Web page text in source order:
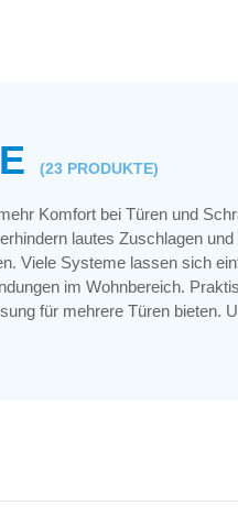
(23 PRODUKTE)
Komfort bei Türen und
lautes Zuschlagen
Viele Systeme lassen sich
im Wohnbereich.
für mehrere Türen bieten.